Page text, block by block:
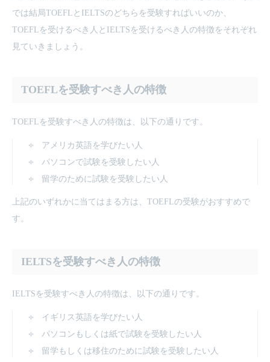
では結局TOEFLとIELTSのどちらを受験すればいいのか、
TOEFLを受けるべき人とIELTSを受けるべき人の特徴をそれぞれ
見ていきましょう。
TOEFLを受験すべき人の特徴
TOEFLを受験すべき人の特徴は、以下の通りです。
アメリカ英語を学びたい人
パソコンで試験を受験したい人
留学のために試験を受験したい人
上記のいずれかに当てはまる方は、TOEFLの受験がおすすめで
す。
IELTSを受験すべき人の特徴
IELTSを受験すべき人の特徴は、以下の通りです。
イギリス英語を学びたい人
パソコンもしくは紙で試験を受験したい人
留学もしくは移住のために試験を受験したい人